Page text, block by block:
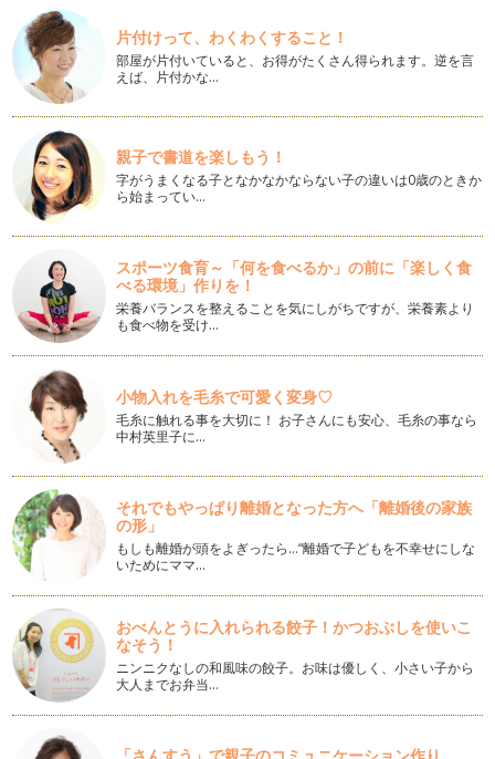
こんにちは。野菜ソムリエの香月です。いつも読んでくださり
ありがとうございます。 &…
畑で育つ海藻！？ビタミン・ミネラルたっぷりの新顔野菜
こんにちは。野菜ソムリエの香月です。いつも読んでくださり
ありがとうございます。 &…
捨てないで！ニンジンの葉のおいしい活用法
さて、これは何の葉でしょうか？ もこもこでふわっと…
自分で育てれば好きになるかな？苦手野菜を育ててみよう！
新緑の美しい季節になりましたね。色々な花が色鮮やかに咲い
て、鳥たちのハミングもあ…
トマトぎらい！ ゼリー部分のグニャが苦手なら。
季節が変わると、お店の野菜売り場も品揃えが変わってきま
す。 一年を通し、中でも品数…
色を食す。赤だけじゃない！いろ・色いっぱいのカラフル・ミ
ニトマト
桜のつぼみも少しずつ大きくなってきて、春の訪れを感じるよ
うになってきました。４月からの新生…
この野菜知ってる？見た目も食感もユニークな、新顔野菜を楽
しもう。
こんにちは。野菜ソムリエの香月りさです。 前回までで1年
間２…
味噌汁、スープの汁物で、野菜の栄養素をまるごといただきま
す！
吐く息も白く、布団の温もりからなかなか抜け出せない季節で
す。寒さでギューッと小さく丸くなっ…
風邪菌をやっつけよう！！冬ダイコンの強い力
野菜ぎらいを克服する手段の一つとして、自分で野菜を育てて
片付けって、わくわくすること！
部屋が片付いていると、お得がたくさん得られます。逆を言
えば、片付かな…
親子で書道を楽しもう！
字がうまくなる子となかなかならない子の違いは0歳のときか
ら始まってい…
スポーツ食育～「何を食べるか」の前に「楽しく食
べる環境」作りを！
栄養バランスを整えることを気にしがちですが、栄養素より
も食べ物を受け…
小物入れを毛糸で可愛く変身♡
毛糸に触れる事を大切に！ お子さんにも安心、毛糸の事なら
中村英里子に…
それでもやっぱり離婚となった方へ「離婚後の家族
の形」
もしも離婚が頭をよぎったら…“離婚で子どもを不幸せにしな
いためにママ…
おべんとうに入れられる餃子！かつおぶしを使いこ
なそう！
ニンニクなしの和風味の餃子。お味は優しく、小さい子から
大人までお弁当…